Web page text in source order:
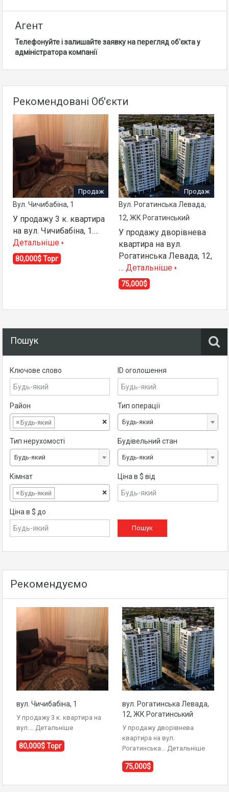
Агент
Телефонуйте і залишайте заявку на перегляд об'єкта у
адміністратора компанії
Рекомендовані Об'єкти
Продаж
Вул. Чичибабіна, 1
У продажу 3 к. квартира
на вул. Чичибабіна, 1.…
Детальніше
80,000$ Торг
Продаж
Вул. Рогатинська Левада,
12, ЖК Рогатинський
У продажу дворівнева
квартира на вул.
Рогатинська Левада, 12,
… Детальніше
75,000$
Пошук
Ключове слово ID оголошення
Район
×
×Будь-який
Тип операції
Будь-який
Тип нерухомості
Будь-який
Будівельний стан
Будь-який
Кімнат
×
×Будь-який
Ціна в $ від
Ціна в $ до
Рекомендуємо
вул. Чичибабіна, 1
У продажу 3 к. квартира на
вул.…
Детальніше
80,000$ Торг
вул. Рогатинська Левада,
12, ЖК Рогатинський
У продажу дворівнева
квартира на вул.
Рогатинська…
Детальніше
75,000$